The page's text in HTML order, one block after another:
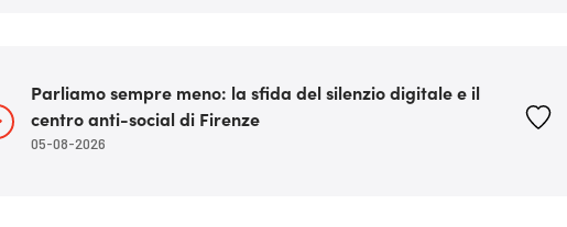
Parliamo sempre meno: la sfida del silenzio digitale e il
centro anti-social di Firenze
05-08-2026